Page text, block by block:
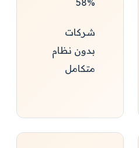
58%
شركات
بدون نظام
متكامل